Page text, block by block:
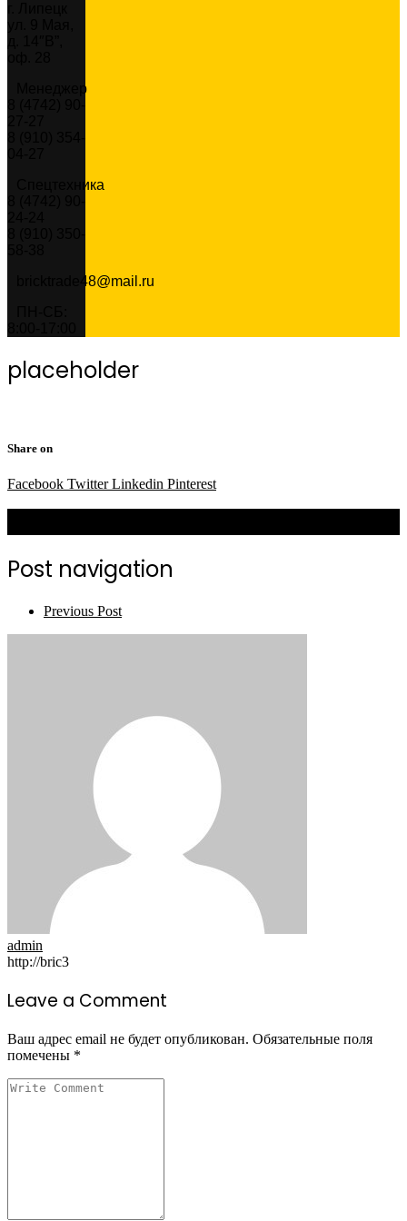
Менеджер
Спецтехника
bricktrade48@mail.ru
placeholder
Share on
Facebook TwitterLinkedin Pinterest
Post navigation
Previous Post
admin
http://bric3
Leave a Comment
Ваш адрес email не будет опубликован. Обязательные поля
помечены *